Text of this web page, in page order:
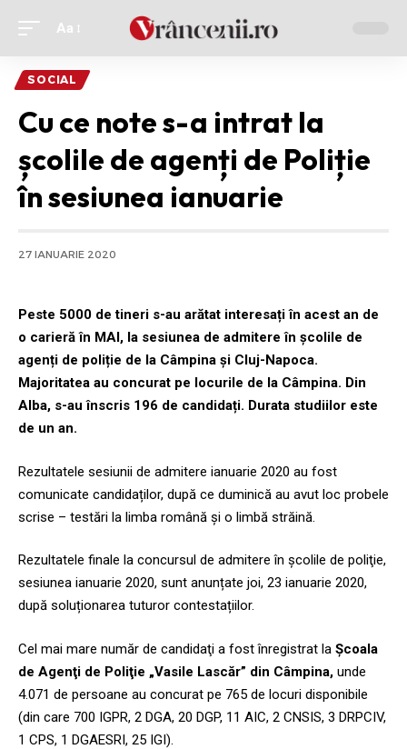
Ajustor
font
Aa
SOCIAL
Cu ce note s-a intrat la
școlile de agenți de Poliție
în sesiunea ianuarie
27 IANUARIE 2020
Peste 5000 de tineri s-au arătat interesați în acest an de
o carieră în MAI, la sesiunea de admitere în școlile de
agenți de poliție de la Câmpina și Cluj-Napoca.
Majoritatea au concurat pe locurile de la Câmpina. Din
Alba, s-au înscris 196 de candidați. Durata studiilor este
de un an.
Rezultatele sesiunii de admitere ianuarie 2020 au fost
comunicate candidaților, după ce duminică au avut loc probele
scrise – testări la limba română și o limbă străină.
Rezultatele finale la concursul de admitere în şcolile de poliţie,
sesiunea ianuarie 2020, sunt anunțate joi, 23 ianuarie 2020,
după soluționarea tuturor contestațiilor.
Cel mai mare număr de candidaţi a fost înregistrat la Şcoala
de Agenţi de Poliţie „Vasile Lascăr” din Câmpina, unde
4.071 de persoane au concurat pe 765 de locuri disponibile
(din care 700 IGPR, 2 DGA, 20 DGP, 11 AIC, 2 CNSIS, 3 DRPCIV,
1 CPS, 1 DGAESRI, 25 IGI).